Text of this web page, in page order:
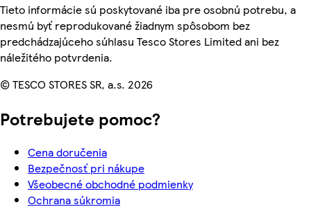
Tieto informácie sú poskytované iba pre osobnú potrebu, a
nesmú byť reprodukované žiadnym spôsobom bez
predchádzajúceho súhlasu Tesco Stores Limited ani bez
náležitého potvrdenia.
© TESCO STORES SR, a.s. 2026
Potrebujete pomoc?
Cena doručenia
Bezpečnosť pri nákupe
Všeobecné obchodné podmienky
Ochrana súkromia